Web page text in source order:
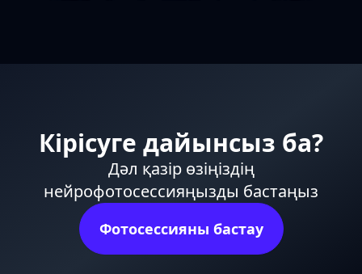
Кірісуге дайынсыз ба?
Дәл қазір өзіңіздің
нейрофотосессияңызды бастаңыз
Фотосессияны бастау